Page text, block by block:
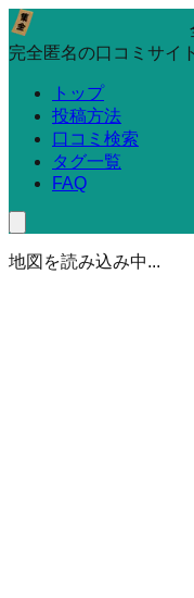
完全匿名の口コミサイト
トップ
投稿方法
口コミ検索
タグ一覧
FAQ
地図を読み込み中...